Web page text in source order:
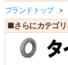
ブランドトップ
■さらにカテゴ